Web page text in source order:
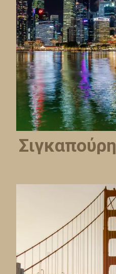
Σιγκαπούρη